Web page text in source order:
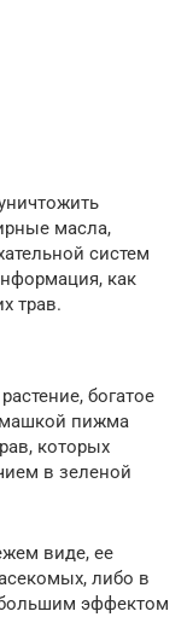
масла,
систем
как
трав.
богатое
пижма
которых
в зеленой
виде, ее
либо в
эффектом